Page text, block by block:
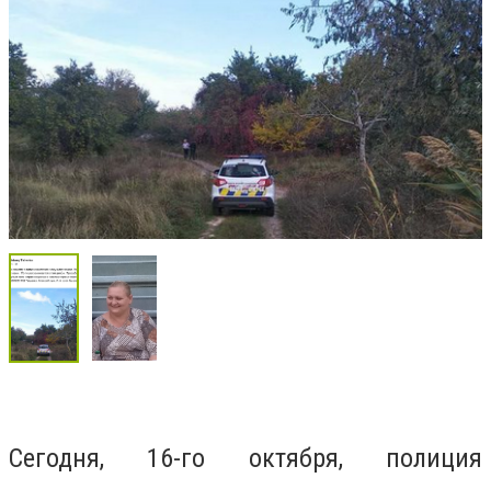
Сегодня, 16-го октября, полиция